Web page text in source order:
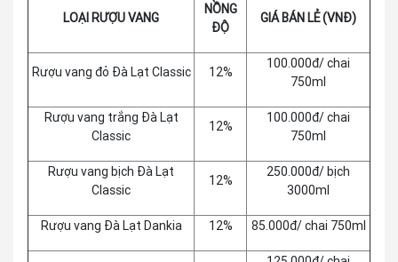
LOẠI RƯỢU VANG
NỒNG
ĐỘ
GIÁ BÁN LẺ (VNĐ)
Rượu vang đỏ Đà Lạt Classic 12%
100.000đ/ chai
750ml
Rượu vang trắng Đà Lạt
Classic
12%
100.000đ/ chai
750ml
Rượu vang bịch Đà Lạt
Classic
12%
250.000đ/ bịch
3000ml
Rượu vang Đà Lạt Dankia 12% 85.000đ/ chai 750ml